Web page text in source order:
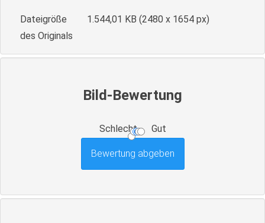
Dateigröße
des Originals
1.544,01 KB (2480 x 1654 px)
Bild-Bewertung
Schlecht Gut